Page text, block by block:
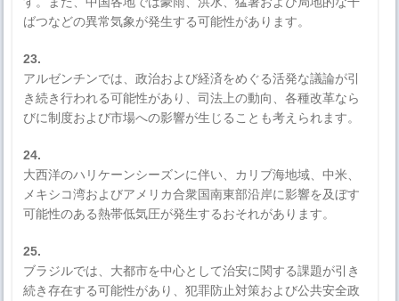
ばつなどの異常気象が発生する可能性があります。
23.
アルゼンチンでは、政治および経済をめぐる活発な議論が引
き続き行われる可能性があり、司法上の動向、各種改革なら
びに制度および市場への影響が生じることも考えられます。
24.
大西洋のハリケーンシーズンに伴い、カリブ海地域、中米、
メキシコ湾およびアメリカ合衆国南東部沿岸に影響を及ぼす
可能性のある熱帯低気圧が発生するおそれがあります。
25.
ブラジルでは、大都市を中心として治安に関する課題が引き
続き存在する可能性があり、犯罪防止対策および公共安全政